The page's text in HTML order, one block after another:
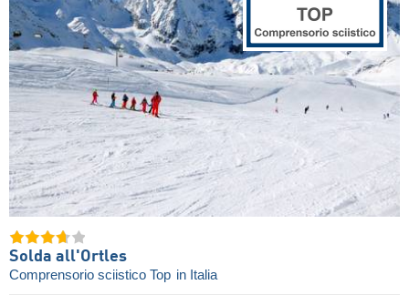
Solda all'Ortles
Comprensorio sciistico Top in Italia